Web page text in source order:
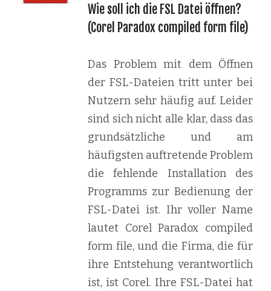
Wie soll ich die FSL Datei öffnen?
(Corel Paradox compiled form file)
Das Problem mit dem Öffnen
der FSL-Dateien tritt unter bei
Nutzern sehr häufig auf. Leider
sind sich nicht alle klar, dass das
grundsätzliche und am
häufigsten auftretende Problem
die fehlende Installation des
Programms zur Bedienung der
FSL-Datei ist. Ihr voller Name
lautet Corel Paradox compiled
form file, und die Firma, die für
ihre Entstehung verantwortlich
ist, ist Corel. Ihre FSL-Datei hat